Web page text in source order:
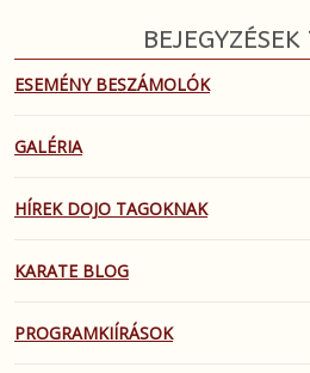
ESEMÉNY BESZÁMOLÓK
GALÉRIA
HÍREK DOJO TAGOKNAK
KARATE BLOG
PROGRAMKIÍRÁSOK